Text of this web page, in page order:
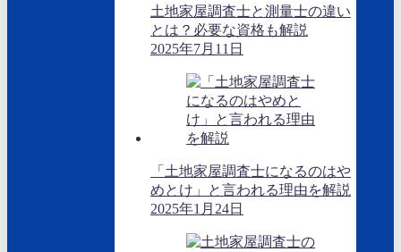
土地家屋調査士と測量士の違い
とは？必要な資格も解説
2025年7月11日
「土地家屋調査士になるのはや
めとけ」と言われる理由を解説
2025年1月24日